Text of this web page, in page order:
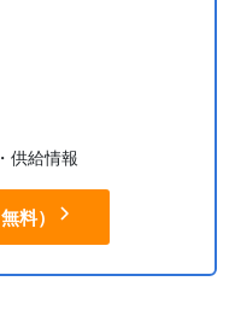
供給情報
料）